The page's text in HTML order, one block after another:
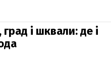
і шквали: де і